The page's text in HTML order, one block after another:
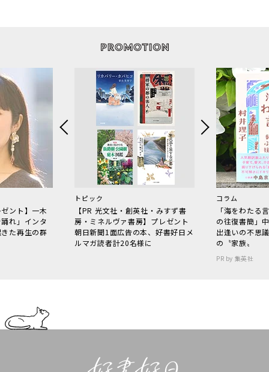
ント】一木
れ」インタ
た再生の群
トピック
【PR 光文社・創英社・みすず書
房・ミネルヴァ書房】プレゼント
朝日新聞1面広告の本、好書好日メ
ルマガ読者計20名様に
コラム
「海をわた
の往復書簡」
出逢いの不思
の〝家族〟
PR by 集英社